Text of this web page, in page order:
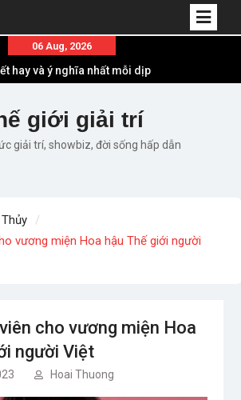
06 Aug, 2026
hay và ý nghĩa nhất mỗi dịp
Vương: Màn comeback
mục” với triệu view
xuân “sặc mùi” quảng cáo
của Hiện Tại – Sơn Tùng M-
lyrics bản chuẩn
giới giải trí
giải trí, showbiz, đời sống hấp dẫn
vương miện Hoa hậu Thế giới người
cho vương miện Hoa
người Việt
Hoai Thuong